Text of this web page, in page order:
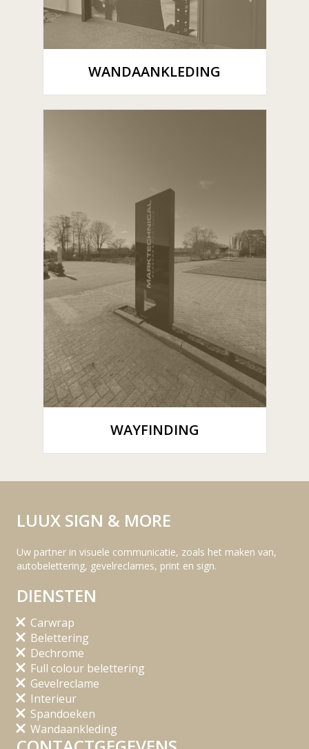
WANDAANKLEDING
WAYFINDING
LUUX SIGN & MORE
Uw partner in visuele communicatie, zoals het maken van,
autobelettering, gevelreclames, print en sign.
DIENSTEN
Carwrap
Belettering
Dechrome
Full colour belettering
Gevelreclame
Interieur
Spandoeken
Wandaankleding